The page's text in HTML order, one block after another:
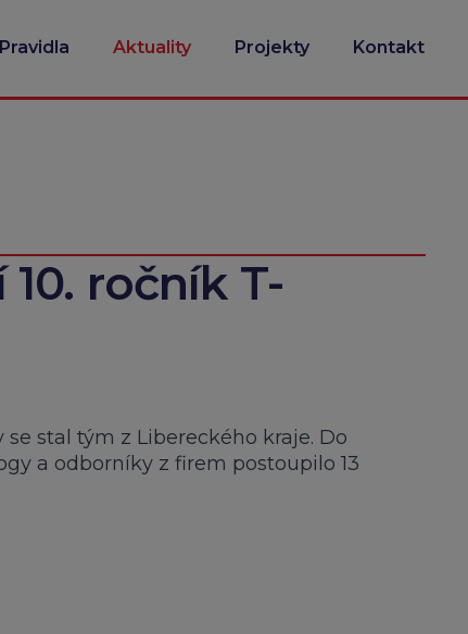
Pravidla Aktuality Projekty Kontakt
ročník T-
se stal tým z Libereckého kraje. Do
a odborníky z firem postoupilo 13